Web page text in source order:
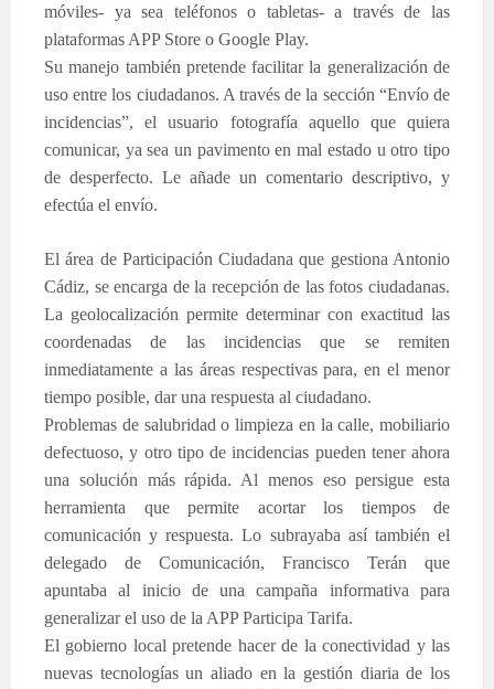
móviles- ya sea teléfonos o tabletas- a través de las
plataformas APP Store o Google Play.
Su manejo también pretende facilitar la generalización de
uso entre los ciudadanos. A través de la sección “Envío de
incidencias”, el usuario fotografía aquello que quiera
comunicar, ya sea un pavimento en mal estado u otro tipo
de desperfecto. Le añade un comentario descriptivo, y
efectúa el envío.
El área de Participación Ciudadana que gestiona Antonio
Cádiz, se encarga de la recepción de las fotos ciudadanas.
La geolocalización permite determinar con exactitud las
coordenadas de las incidencias que se remiten
inmediatamente a las áreas respectivas para, en el menor
tiempo posible, dar una respuesta al ciudadano.
Problemas de salubridad o limpieza en la calle, mobiliario
defectuoso, y otro tipo de incidencias pueden tener ahora
una solución más rápida. Al menos eso persigue esta
herramienta que permite acortar los tiempos de
comunicación y respuesta. Lo subrayaba así también el
delegado de Comunicación, Francisco Terán que
apuntaba al inicio de una campaña informativa para
generalizar el uso de la APP Participa Tarifa.
El gobierno local pretende hacer de la conectividad y las
nuevas tecnologías un aliado en la gestión diaria de los